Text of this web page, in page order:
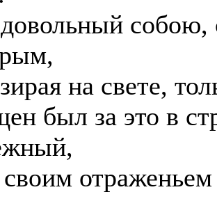
собою,
на свете,
был за это в